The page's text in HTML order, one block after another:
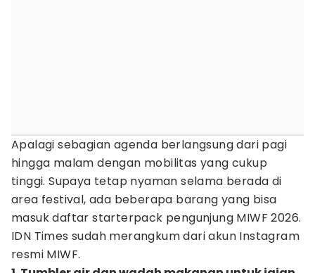
Apalagi sebagian agenda berlangsung dari pagi
hingga malam dengan mobilitas yang cukup
tinggi. Supaya tetap nyaman selama berada di
area festival, ada beberapa barang yang bisa
masuk daftar starterpack pengunjung MIWF 2026.
IDN Times sudah merangkum dari akun Instagram
resmi MIWF.